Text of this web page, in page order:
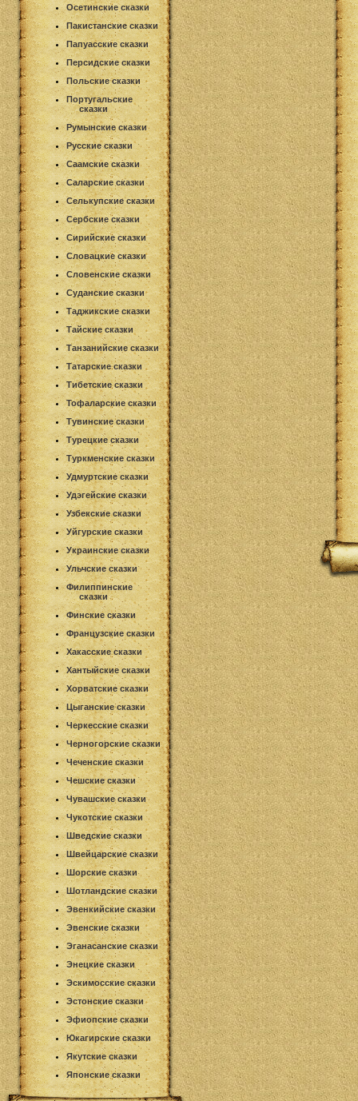
Осетинские сказки
Пакистанские сказки
Папуасские сказки
Персидские сказки
Польские сказки
Португальские
сказки
Румынские сказки
Русские сказки
Саамские сказки
Саларские сказки
Селькупские сказки
Сербские сказки
Сирийские сказки
Словацкие сказки
Словенские сказки
Суданские сказки
Таджикские сказки
Тайские сказки
Танзанийские сказки
Татарские сказки
Тибетские сказки
Тофаларские сказки
Тувинские сказки
Турецкие сказки
Туркменские сказки
Удмуртские сказки
Удэгейские сказки
Узбекские сказки
Уйгурские сказки
Украинские сказки
Ульчские сказки
Филиппинские
сказки
Финские сказки
Французские сказки
Хакасские сказки
Хантыйские сказки
Хорватские сказки
Цыганские сказки
Черкесские сказки
Черногорские сказки
Чеченские сказки
Чешские сказки
Чувашские сказки
Чукотские сказки
Шведские сказки
Швейцарские сказки
Шорские сказки
Шотландские сказки
Эвенкийские сказки
Эвенские сказки
Эганасанские сказки
Энецкие сказки
Эскимосские сказки
Эстонские сказки
Эфиопские сказки
Юкагирские сказки
Якутские сказки
Японские сказки